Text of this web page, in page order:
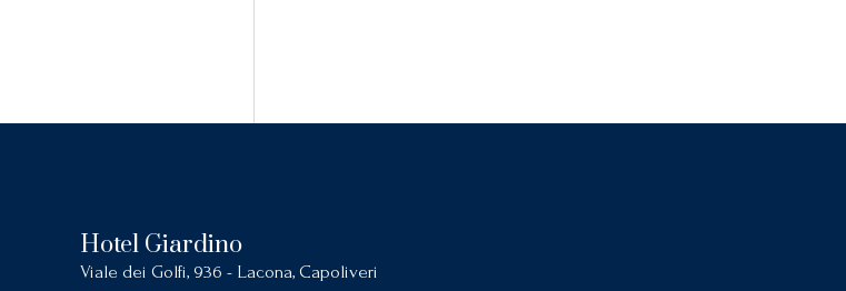
Hotel Giardino
Viale dei Golfi, 936 - Lacona, Capoliveri